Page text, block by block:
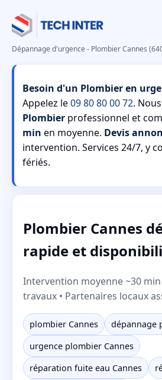
Dépannage d'urgence - Plombier Cannes
Besoin d'un Plombier en
Appelez le09 80 80 00 72.
Plombier professionnel et
min en moyenne. Devis
intervention. Services 24/7, y
fériés.
Plombier Cannes
rapide et
Intervention moyenne ~30 min
travaux • Partenaires locaux
plombier Cannes
dépannage
urgence plombier Cannes
réparation fuite eau Cannes